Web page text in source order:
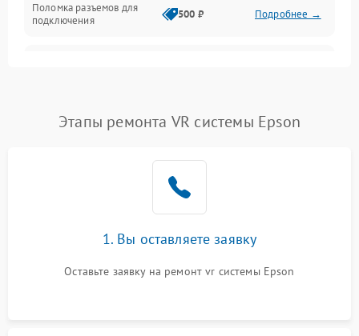
Поломка разъемов для
подключения
500 ₽ Подробнее →
Повреждение проводов 500 ₽ Подробнее →
1000 ₽
1000 ₽
Неисправность системы
Этапы ремонта VR системы Epson
1. Вы оставляете заявку
Оставьте заявку на ремонт vr системы Epson